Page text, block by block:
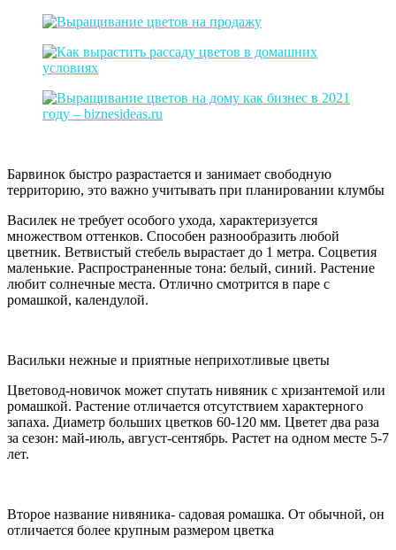
Барвинок быстро разрастается и занимает свободную
территорию, это важно учитывать при планировании клумбы
Василек не требует особого ухода, характеризуется
множеством оттенков. Способен разнообразить любой
цветник. Ветвистый стебель вырастает до 1 метра. Соцветия
маленькие. Распространенные тона: белый, синий. Растение
любит солнечные места. Отлично смотрится в паре с
ромашкой, календулой.
Васильки нежные и приятные неприхотливые цветы
Цветовод-новичок может спутать нивяник с хризантемой или
ромашкой. Растение отличается отсутствием характерного
запаха. Диаметр больших цветков 60-120 мм. Цветет два раза
за сезон: май-июль, август-сентябрь. Растет на одном месте 5-7
лет.
Второе название нивяника- садовая ромашка. От обычной, он
отличается более крупным размером цветка